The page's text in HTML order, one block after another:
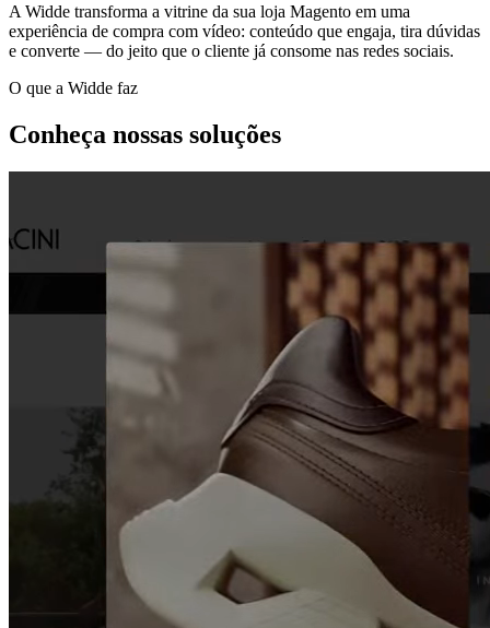
A Widde transforma a vitrine da sua loja Magento em uma
experiência de compra com vídeo: conteúdo que engaja, tira dúvidas
e converte — do jeito que o cliente já consome nas redes sociais.
O que a Widde faz
Conheça nossas soluções